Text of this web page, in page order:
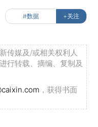
#数据 +关注
传媒及/或相关权利人
行转载、摘编、复制及
，获得书面